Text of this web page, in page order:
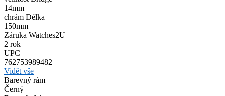
14mm
chrám Délka
150mm
Záruka Watches2U
2 rok
UPC
762753989482
Vidět vše
Barevný rám
Černý